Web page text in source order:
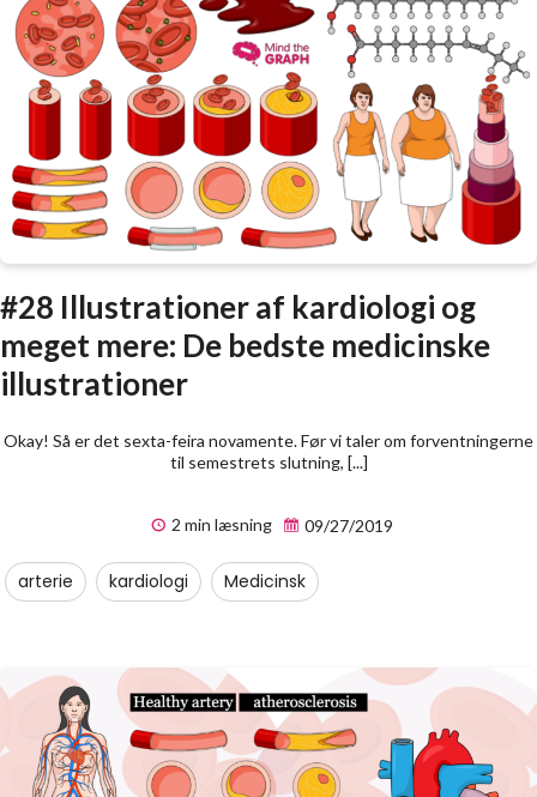
#28 Illustrationer af kardiologi og
meget mere: De bedste medicinske
illustrationer
Okay! Så er det sexta-feira novamente. Før vi taler om forventningerne
til semestrets slutning, [...]
2 min læsning 09/27/2019
arterie kardiologi Medicinsk